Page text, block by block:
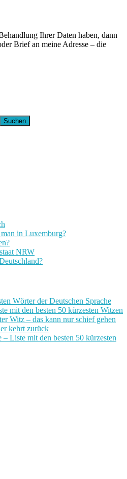
Ihrer Daten haben, dann
Brief an meine Adresse – die
in Luxemburg?
NRW
Wörter der Deutschen Sprache
mit den besten 50 kürzesten Witzen
Witz – das kann nur schief gehen
kehrt zurück
Liste mit den besten 50 kürzesten